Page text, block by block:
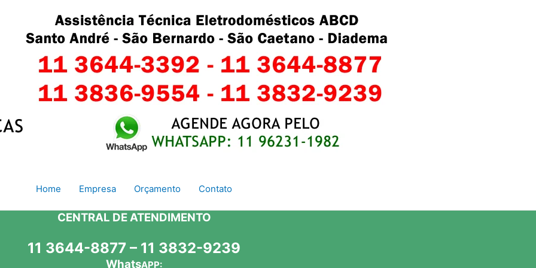
Home Empresa Orçamento Contato
CENTRAL DE ATENDIMENTO
11 3644-8877 – 11 3832-9239
WhatsAPP: